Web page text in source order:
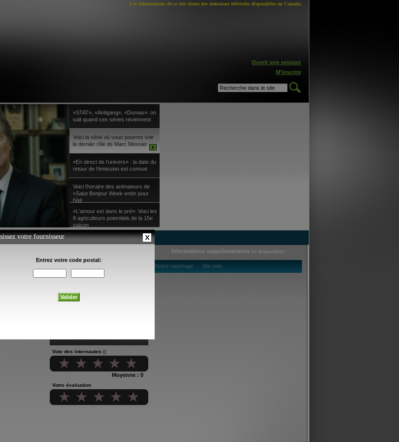
Les informations de ce site visent des émissions télévisées disponibles au Canada
Ouvrir une session
M'inscrire
«STAT», «Antigang», «Dumas»: on
sait quand ces séries reviennent
Voici la série où vous pourrez voir
le dernier rôle de Marc Messier
«En direct de l’univers» : la date du
retour de l’émission est connue
Voici l'horaire des animateurs de
«Salut Bonjour Week-end» pour
l'été
«L'amour est dans le pré»: Voici les
9 agriculteurs potentiels de la 15e
saison
Informations supplémentaires (si disponible) :
Notre reportage Site web
Vote des internautes ()
Moyenne : 0
Votre évaluation